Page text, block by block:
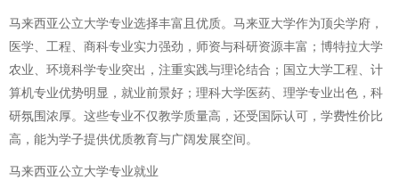
马来西亚公立大学专业选择丰富且优质。马来亚大学作为顶尖学府，
医学、工程、商科专业实力强劲，师资与科研资源丰富；博特拉大学
农业、环境科学专业突出，注重实践与理论结合；国立大学工程、计
算机专业优势明显，就业前景好；理科大学医药、理学专业出色，科
研氛围浓厚。这些专业不仅教学质量高，还受国际认可，学费性价比
高，能为学子提供优质教育与广阔发展空间。
马来西亚公立大学专业就业